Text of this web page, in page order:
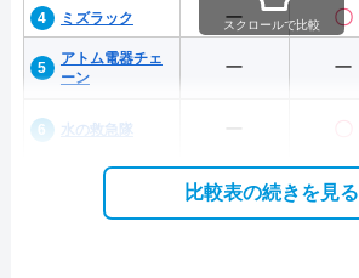
ミズラック ー 〇
アトム電器チェ
ーン
ー ー
水の救急隊
スクロールで比較
比較表の続きを見る